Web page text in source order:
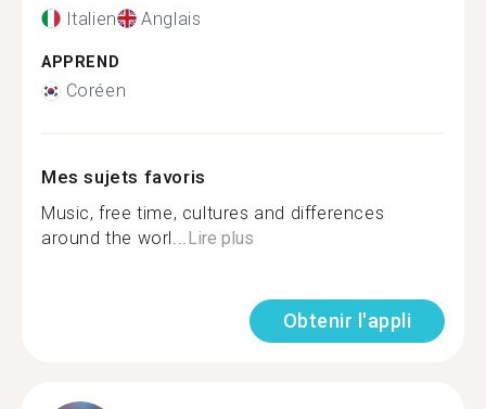
Italien Anglais
APPREND
Coréen
Mes sujets favoris
Music, free time, cultures and differences
around the worl...Lire plus
Obtenir l'appli